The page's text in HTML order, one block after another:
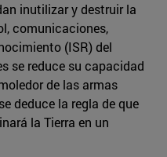
inutilizar y destruir la
comunicaciones,
(ISR) del
se reduce su capacidad
de las armas
deduce la regla de que
la Tierra en un